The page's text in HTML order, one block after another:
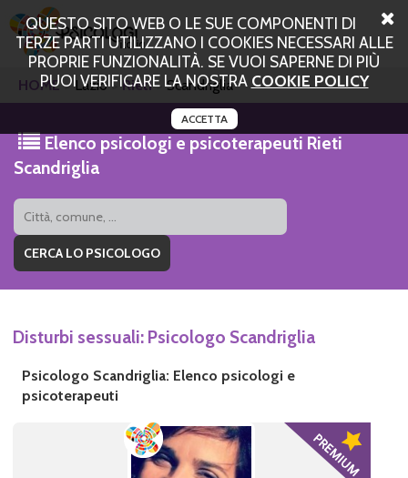
QUESTO SITO WEB O LE SUE COMPONENTI DI
TERZE PARTI UTILIZZANO I COOKIES NECESSARI ALLE
PROPRIE FUNZIONALITÀ. SE VUOI SAPERNE DI PIÙ
PUOI VERIFICARE LA NOSTRA COOKIE POLICY
ACCETTA
HOME Lazio Rieti Scandriglia
Elenco psicologi e psicoterapeuti Rieti
Scandriglia
Disturbi sessuali: Psicologo Scandriglia
Psicologo Scandriglia: Elenco psicologi e
psicoterapeuti